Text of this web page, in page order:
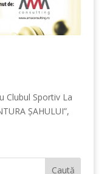
Clubul Sportiv La
ȘAHULUI”,